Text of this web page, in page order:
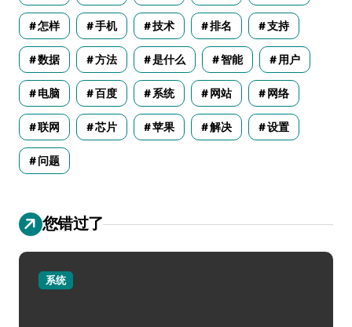
怎样 手机 技术 排名 支持
数据 方法 是什么 智能 用户
电脑 百度 系统 网站 网络
联网 芯片 苹果 解决 设置
问题
您错过了
系统